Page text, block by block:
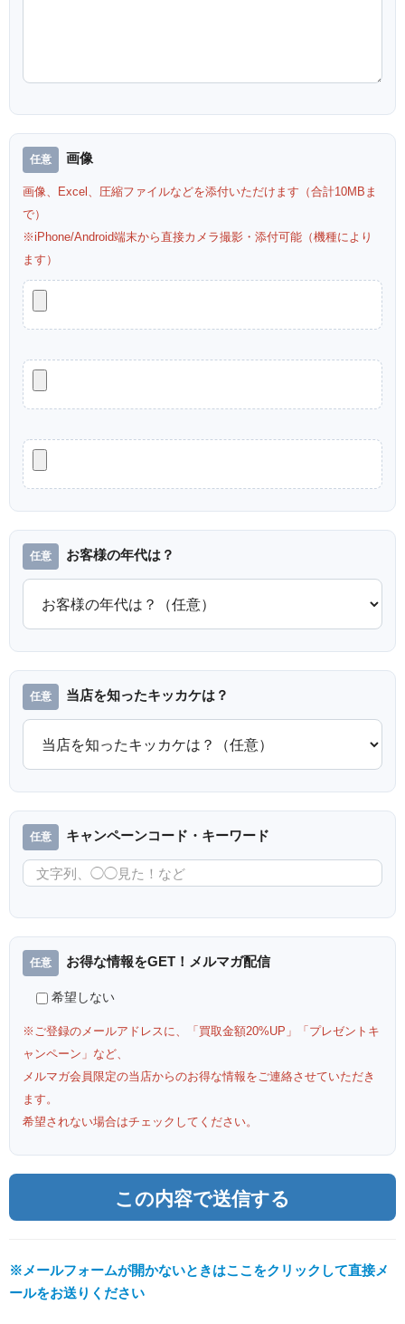
メディア 版画
画
K-BOOKS ケイ・ブックス 珈琲
K-BOOKS ケイ・ブックス 珈琲
アールビバン 三嶋くろね 次はど
こへ行こうか？ ミクスドメディ
アールビバン 天広直人 SISTER
PRINCESS 咲耶II ミクスドメデ
画像
画像、Excel、圧縮ファイルなどを添付いただけます（合計10MBま
で）
※iPhone/Android端末から直接カメラ撮影・添付可能（機種により
ます）
お客様の年代は？
当店を知ったキッカケは？
キャンペーンコード・キーワード
お得な情報をGET！メルマガ配信
希望しない
※ご登録のメールアドレスに、「買取金額20%UP」「プレゼントキ
ャンペーン」など、
メルマガ会員限定の当店からのお得な情報をご連絡させていただき
ます。
希望されない場合はチェックしてください。
※メールフォームが開かないときはここをクリックして直接メ
ールをお送りください